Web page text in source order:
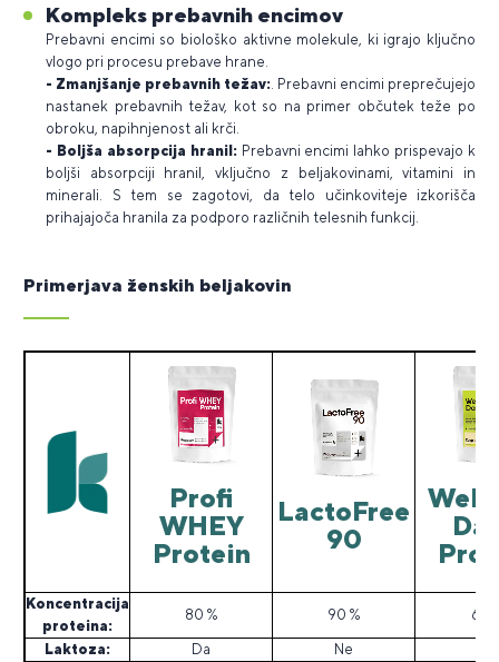
Kompleks prebavnih encimov
Prebavni encimi so biološko aktivne molekule, ki igrajo ključno
vlogo pri procesu prebave hrane.
- Zmanjšanje prebavnih težav: . Prebavni encimi preprečujejo
nastanek prebavnih težav, kot so na primer občutek teže po
obroku, napihnjenost ali krči.
- Boljša absorpcija hranil: Prebavni encimi lahko prispevajo k
boljši absorpciji hranil, vključno z beljakovinami, vitamini in
minerali. S tem se zagotovi, da telo učinkoviteje izkorišča
prihajajoča hranila za podporo različnih telesnih funkcij.
Primerjava ženskih beljakovin
Profi
WHEY
Protein
LactoFree
90
Koncentracija
proteina:
80 % 90 % 65
Laktoza: Da Ne